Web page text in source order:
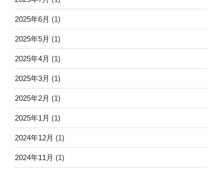
2025年6月 (1)
2025年5月 (1)
2025年4月 (1)
2025年3月 (1)
2025年2月 (1)
2025年1月 (1)
2024年12月 (1)
2024年11月 (1)